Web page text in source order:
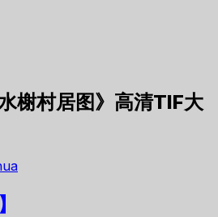
榭村居图》高清TIF大